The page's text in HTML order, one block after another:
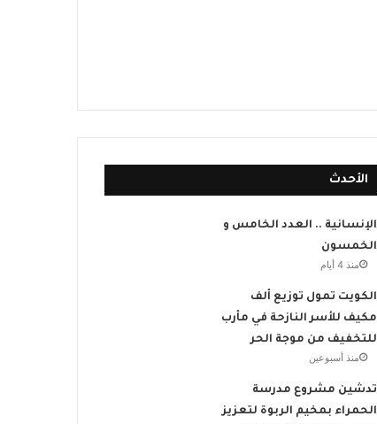
الأحدث
الإنسانية .. العدد الخامس و
الخمسون
منذ 4 أيام
الكويت تمول توزيع ألف
مكيف للأسر النازحة في مأرب
للتخفيف من موجة الحر
منذ أسبوعين
تدشين مشروع مدرسة
الحمراء بمخيم الربوة لتعزيز